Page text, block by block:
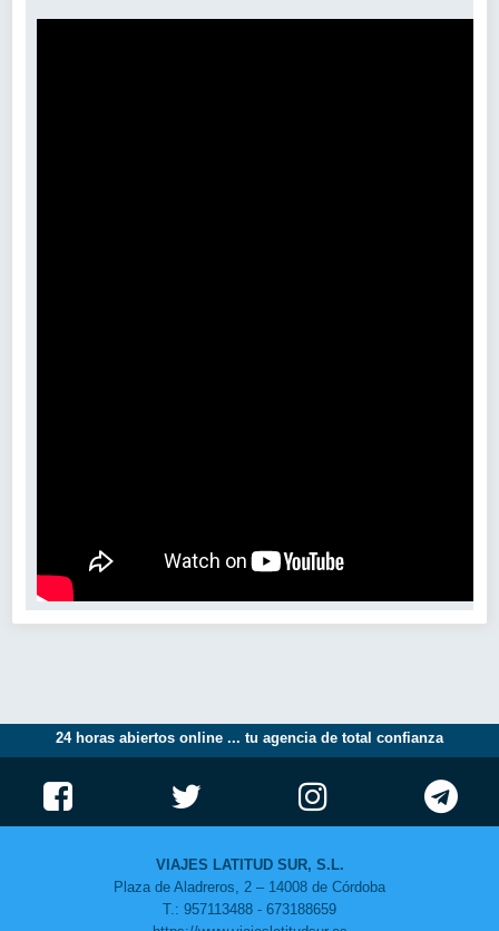
24 horas abiertos online ... tu agencia de total confianza
VIAJES LATITUD SUR, S.L.
Plaza de Aladreros, 2 – 14008 de Córdoba
T.: 957113488 - 673188659